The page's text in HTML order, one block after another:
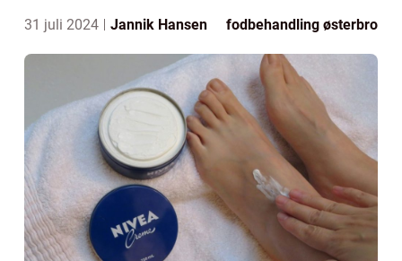
31 juli 2024 Jannik Hansen fodbehandling østerbro